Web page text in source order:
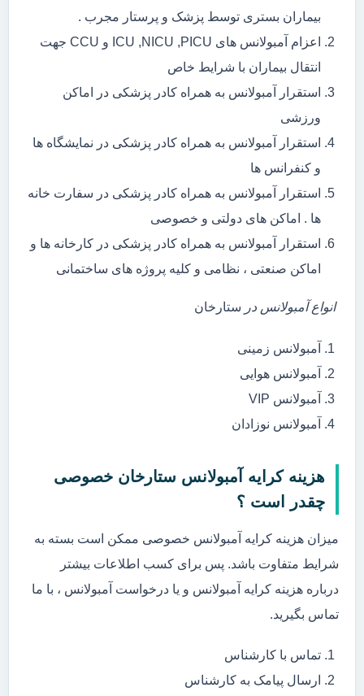
بیماران بستری توسط پزشک و پرستار مجرب .
اعزام آمبولانس های ICU ,NICU ,PICU و CCU جهت
انتقال بیماران با شرایط خاص
استقرار آمبولانس به همراه کادر پزشکی در اماکن
ورزشی
استقرار آمبولانس به همراه کادر پزشکی در نمایشگاه ها
و کنفرانس ها
استقرار آمبولانس به همراه کادر پزشکی در سفارت خانه
ها . اماکن های دولتی و خصوصی
استقرار آمبولانس به همراه کادر پزشکی در کارخانه ها و
اماکن صنعتی ، نظامی و کلیه پروژه های ساختمانی
انواع آمبولانس در ستارخان
آمبولانس زمینی
آمبولانس هوایی
آمبولانس VIP
آمبولانس نوزادان
هزینه کرایه آمبولانس ستارخان خصوصی
چقدر است ؟
میزان هزینه کرایه آمبولانس خصوصی ممکن است بسته به
شرایط متفاوت باشد. پس برای کسب اطلاعات بیشتر
درباره هزینه کرایه آمبولانس و یا درخواست آمبولانس ، با ما
تماس بگیرید.
تماس با کارشناس
ارسال پیامک به کارشناس